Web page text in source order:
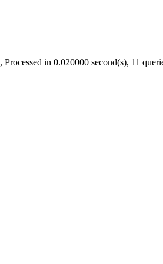
, Processed in 0.020000 second(s), 11